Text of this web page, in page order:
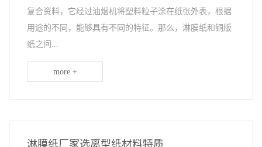
复合资料，它经过油烟机将塑料粒子涂在纸张外表，根据
用途的不同，能够具有不同的特征。那么，淋膜纸和铜版
纸之间...
more +
淋膜纸厂家选离型纸材料特质